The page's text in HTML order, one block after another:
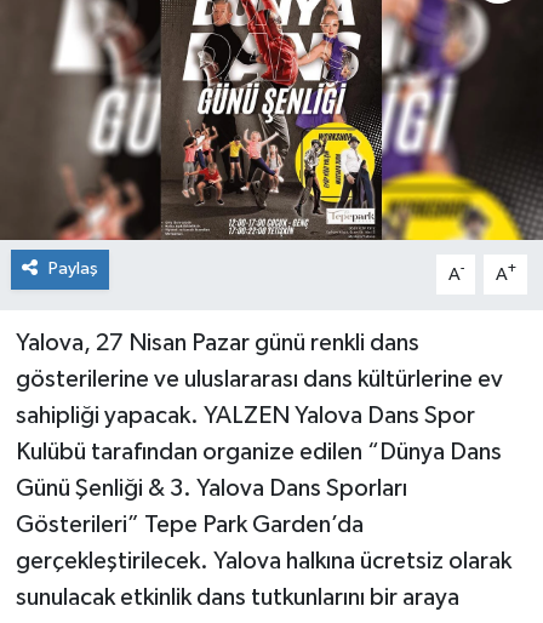
Paylaş A- A+
Yalova, 27 Nisan Pazar günü renkli dans
gösterilerine ve uluslararası dans kültürlerine ev
sahipliği yapacak. YALZEN Yalova Dans Spor
Kulübü tarafından organize edilen “Dünya Dans
Günü Şenliği & 3. Yalova Dans Sporları
Gösterileri” Tepe Park Garden’da
gerçekleştirilecek. Yalova halkına ücretsiz olarak
sunulacak etkinlik dans tutkunlarını bir araya